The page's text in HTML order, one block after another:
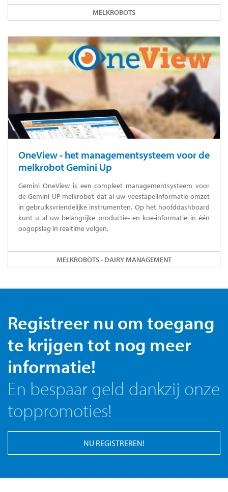
MELKROBOTS
OneView - het managementsysteem voor de
melkrobot Gemini Up
Gemini OneView is een compleet managementsysteem voor
de Gemini UP melkrobot dat al uw veestapelinformatie omzet
in gebruiksvriendelijke instrumenten. Op het hoofddashboard
kunt u al uw belangrijke productie- en koe-informatie in één
oogopslag in realtime volgen.
MELKROBOTS - DAIRY MANAGEMENT
Registreer nu om toegang
te krijgen tot nog meer
informatie!
En bespaar geld dankzij onze
toppromoties!
NU REGISTREREN!